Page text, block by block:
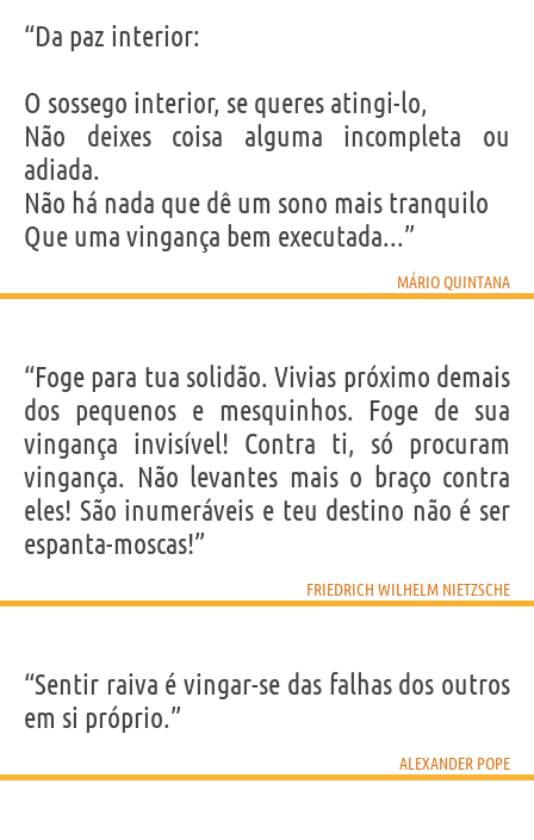
“Da paz interior:
O sossego interior, se queres atingi-lo,
Não deixes coisa alguma incompleta ou
adiada.
Não há nada que dê um sono mais tranquilo
Que uma vingança bem executada...”
MÁRIO QUINTANA
“Foge para tua solidão. Vivias próximo demais
dos pequenos e mesquinhos. Foge de sua
vingança invisível! Contra ti, só procuram
vingança. Não levantes mais o braço contra
eles! São inumeráveis e teu destino não é ser
espanta-moscas!”
FRIEDRICH WILHELM NIETZSCHE
“Sentir raiva é vingar-se das falhas dos outros
em si próprio.”
ALEXANDER POPE